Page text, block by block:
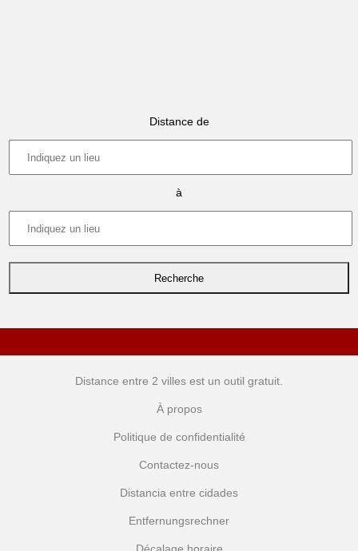
Distance de
à
Distance entre 2 villes est un outil gratuit.
À propos
Politique de confidentialité
Contactez-nous
Distancia entre cidades
Entfernungsrechner